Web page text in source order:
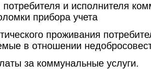
и исполнителя
прибора учета
проживания
в отношении
за коммунальные услуги.